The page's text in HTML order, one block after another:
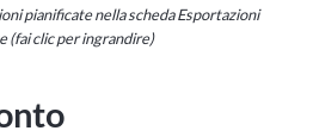
pianificate nella scheda Esportazioni
(fai clic per ingrandire)